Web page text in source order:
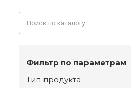
Фильтр по параметрам
Тип продукта